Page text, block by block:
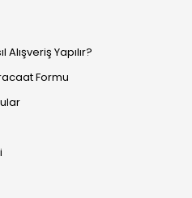
Alışveriş Yapılır?
Formu